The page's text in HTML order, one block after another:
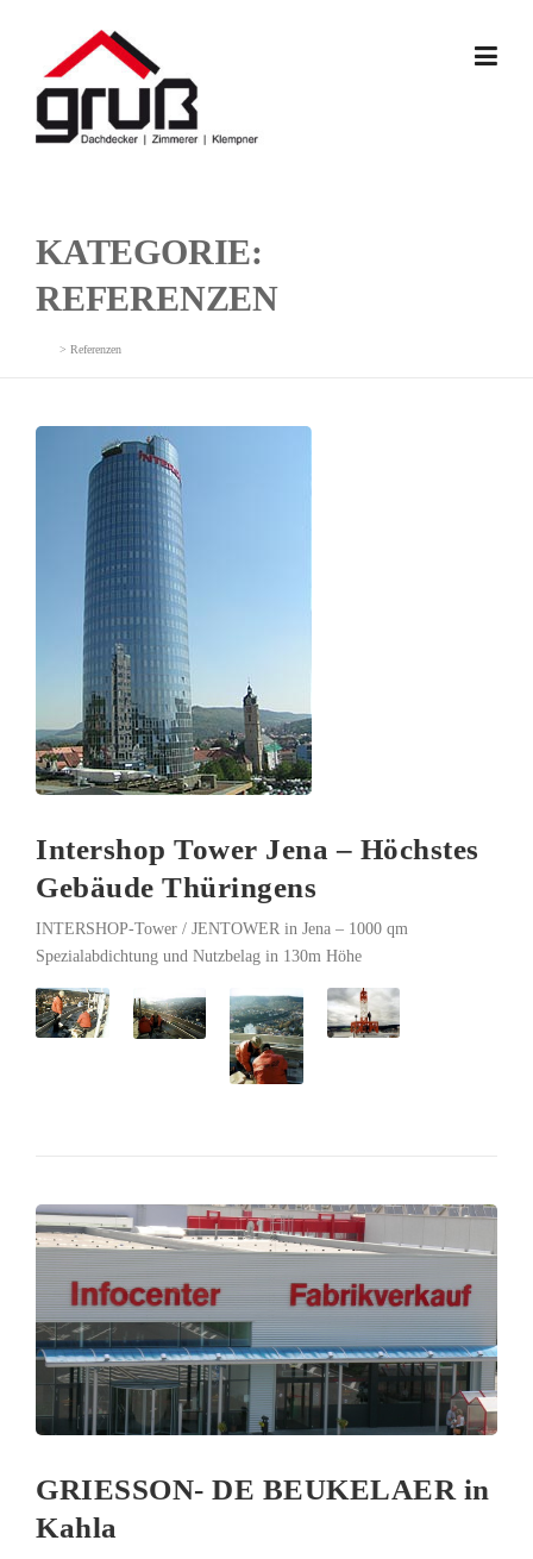
KATEGORIE:
REFERENZEN
> Referenzen
Intershop Tower Jena – Höchstes
Gebäude Thüringens
INTERSHOP-Tower / JENTOWER in Jena – 1000 qm
Spezialabdichtung und Nutzbelag in 130m Höhe
GRIESSON- DE BEUKELAER in
Kahla